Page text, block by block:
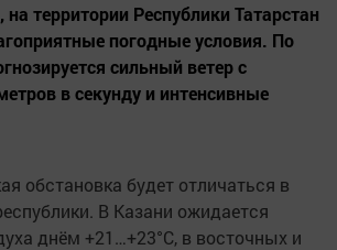
территории Республики Татарстан
погодные условия. По
сильный ветер с
в секунду и интенсивные
обстановка будет отличаться в
В Казани ожидается
днём +21…+23°C, в восточных и